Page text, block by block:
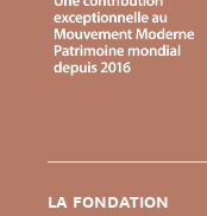
LA FONDATION